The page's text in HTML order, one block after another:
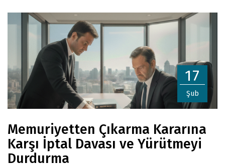
17
Şub
Memuriyetten Çıkarma Kararına
Karşı İptal Davası ve Yürütmeyi
Durdurma